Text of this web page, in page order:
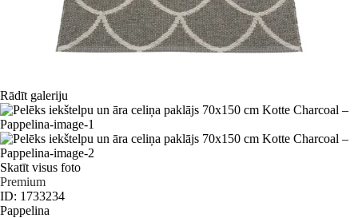
Rādīt galeriju
Skatīt visus foto
Premium
ID: 1733234
Pappelina